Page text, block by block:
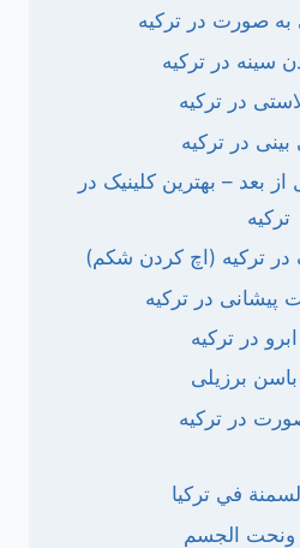
به صورت در ترکیه
سینه در ترکیه
در ترکیه
در ترکیه
بعد – بهترین کلینیک در
ترکیه
ترکیه (اچ کردن شکم)
پیشانی در ترکیه
در ترکیه
برزیلی
در ترکیه
في تركيا
ونحت الجسم